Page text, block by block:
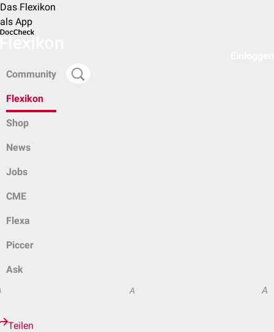
Das Flexikon
als App
Community
Flexikon
Shop
News
Jobs
CME
Flexa
Piccer
Ask
A A
Teilen